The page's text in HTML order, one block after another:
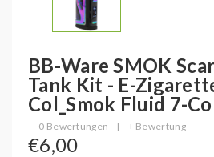
BB-Ware SMOK
Tank Kit - E-
Col_Smok Fluid 7-
0 Bewertungen | + Bewertung
€6,00